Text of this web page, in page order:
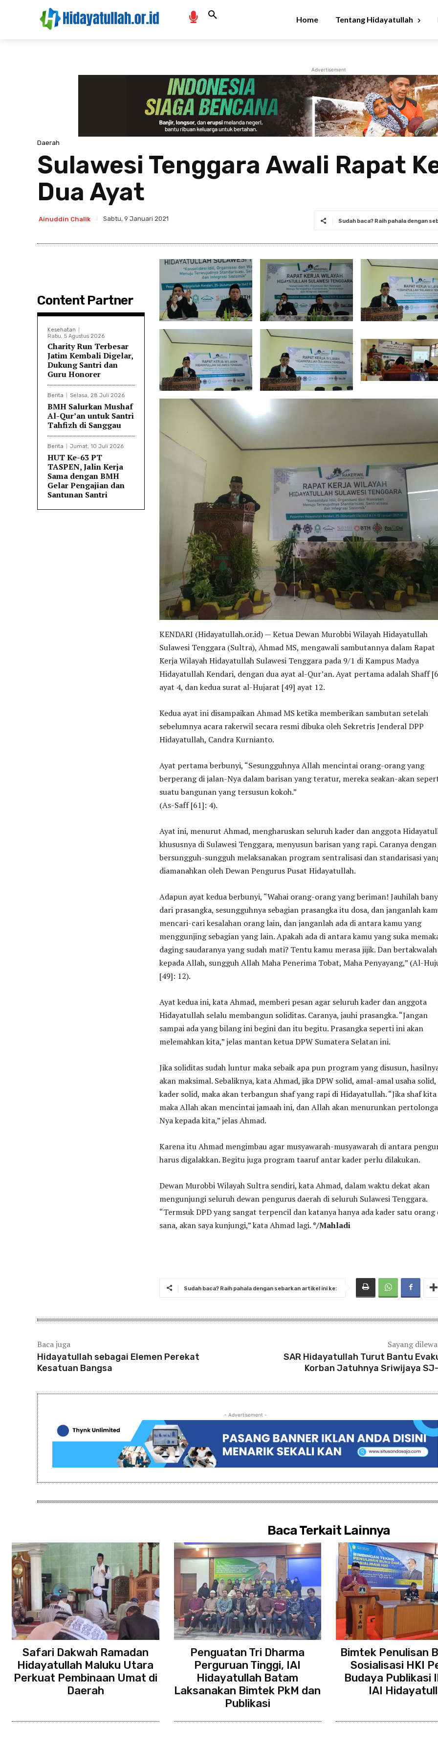
Home Tentang Hidayatullah
Advertisement
Daerah
Sulawesi Tenggara Awali Rapat
Dua Ayat
Ainuddin Chalik Sabtu, 9 Januari 2021 Sudah baca? Raih pahala dengan
Content Partner
Kesehatan
Rabu, 5 Agustus 2026
Charity Run Terbesar
Jatim Kembali Digelar,
Dukung Santri dan
Guru Honorer
Berita Selasa, 28 Juli 2026
BMH Salurkan Mushaf
Al-Qur’an untuk Santri
Tahfizh di Sanggau
Berita Jumat, 10 Juli 2026
HUT Ke-63 PT
TASPEN, Jalin Kerja
Sama dengan BMH
Gelar Pengajian dan
Santunan Santri
KENDARI (Hidayatullah.or.id) — Ketua Dewan Murobbi Wilayah Hidayatullah
Sulawesi Tenggara (Sultra), Ahmad MS, mengawali sambutannya dalam Rapat
Kerja Wilayah Hidayatullah Sulawesi Tenggara pada 9/1 di Kampus Madya
Hidayatullah Kendari, dengan dua ayat al-Qur’an. Ayat pertama adalah Shaff
ayat 4, dan kedua surat al-Hujarat [49] ayat 12.
Kedua ayat ini disampaikan Ahmad MS ketika memberikan sambutan setelah
sebelumnya acara rakerwil secara resmi dibuka oleh Sekretris Jenderal DPP
Hidayatullah, Candra Kurnianto.
Ayat pertama berbunyi, “Sesungguhnya Allah mencintai orang-orang yang
berperang di jalan-Nya dalam barisan yang teratur, mereka seakan-akan
suatu bangunan yang tersusun kokoh.”
(As-Saff [61]: 4).
Ayat ini, menurut Ahmad, mengharuskan seluruh kader dan anggota
khususnya di Sulawesi Tenggara, menyusun barisan yang rapi. Caranya dengan
bersungguh-sungguh melaksanakan program sentralisasi dan standarisasi
diamanahkan oleh Dewan Pengurus Pusat Hidayatullah.
Adapun ayat kedua berbunyi, “Wahai orang-orang yang beriman! Jauhilah
dari prasangka, sesungguhnya sebagian prasangka itu dosa, dan janganlah
mencari-cari kesalahan orang lain, dan janganlah ada di antara kamu yang
menggunjing sebagian yang lain. Apakah ada di antara kamu yang suka
daging saudaranya yang sudah mati? Tentu kamu merasa jijik. Dan bertakwalah
kepada Allah, sungguh Allah Maha Penerima Tobat, Maha Penyayang,” (Al-
[49]: 12).
Ayat kedua ini, kata Ahmad, memberi pesan agar seluruh kader dan anggota
Hidayatullah selalu membangun soliditas. Caranya, jauhi prasangka. “Jangan
sampai ada yang bilang ini begini dan itu begitu. Prasangka seperti ini akan
melemahkan kita,” jelas mantan ketua DPW Sumatera Selatan ini.
Jika soliditas sudah luntur maka sebaik apa pun program yang disusun,
akan maksimal. Sebaliknya, kata Ahmad, jika DPW solid, amal-amal usaha solid,
kader solid, maka akan terbangun shaf yang rapi di Hidayatullah. “Jika shaf
maka Allah akan mencintai jamaah ini, dan Allah akan menurunkan
Nya kepada kita,” jelas Ahmad.
Karena itu Ahmad mengimbau agar musyawarah-musyawarah di antara
harus digalakkan. Begitu juga program taaruf antar kader perlu dilakukan.
Dewan Murobbi Wilayah Sultra sendiri, kata Ahmad, dalam waktu dekat akan
mengunjungi seluruh dewan pengurus daerah di seluruh Sulawesi Tenggara.
“Termsuk DPD yang sangat terpencil dan katanya hanya ada kader satu orang
sana, akan saya kunjungi,” kata Ahmad lagi.*/Mahladi
Sudah baca? Raih pahala dengan sebarkan artikel ini ke:
Baca juga
Hidayatullah sebagai Elemen Perekat
Kesatuan Bangsa
Sayang
SAR Hidayatullah Turut Bantu
Korban Jatuhnya Sriwijaya
- Advertisement -
Baca Terkait Lainnya
Safari Dakwah Ramadan
Hidayatullah Maluku Utara
Perkuat Pembinaan Umat di
Daerah
Penguatan Tri Dharma
Perguruan Tinggi, IAI
Hidayatullah Batam
Laksanakan Bimtek PkM dan
Publikasi
Bimtek Penulisan
Sosialisasi HKI
Budaya Publikasi
IAI